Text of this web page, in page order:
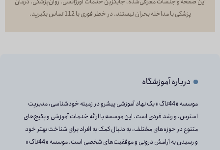
پزشکی یا مداخله بحران نیستند. در خطر فوری با 112 تماس بگیرید.
درباره آموزشگاه
موسسه «44تاگ» یک نهاد آموزشی پیشرو در زمینه خودشناسی، مدیریت
استرس، و رشد فردی است. این موسسه با ارائه خدمات آموزشی و پکیج‌های
متنوع در حوزه‌های مختلف، به دنبال کمک به افراد برای شناخت بهتر خود
و رسیدن به آرامش درونی و موفقیت‌های شخصی است. موسسه «44تاگ»